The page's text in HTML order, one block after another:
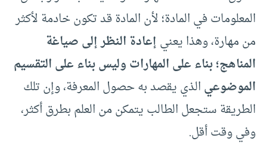
المعلومات في المادة؛ لأن المادة قد تكون خادمة لأكثر
من مهارة، وهذا يعنيإعادة النظر إلى صياغة
المناهج؛ بناء على المهارات وليس بناء على التقسيم
الموضوعيالذي يقصد به حصول المعرفة، وإن تلك
الطريقة ستجعل الطالب يتمكن من العلم بطرق أكثر،
وفي وقت أقل.